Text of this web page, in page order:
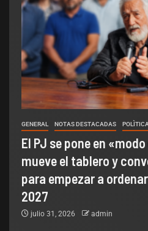
GENERAL NOTAS DESTACADAS
El PJ se pone en
mueve el tablero y
para empezar a
2027
julio 31, 2026 admin